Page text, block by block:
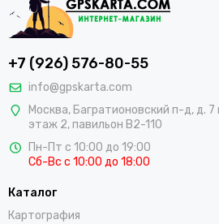
+7 (926) 576-80-55
info@gpskarta.com
Москва, Багратионовский п-д, д.
этаж 2, павильон B2-110
Пн-Пт с 10:00 до 19:00
Сб-Вс с 10:00 до 18:00
Каталог
Картография